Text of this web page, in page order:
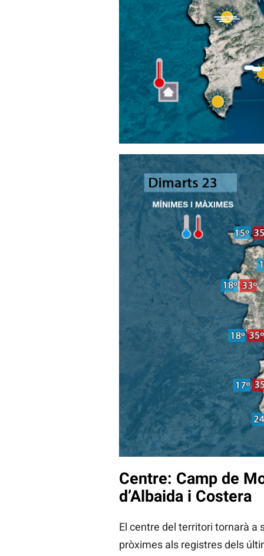
Centre: Camp de
d’Albaida i Costera
El centre del territori tornarà a
pròximes als registres dels